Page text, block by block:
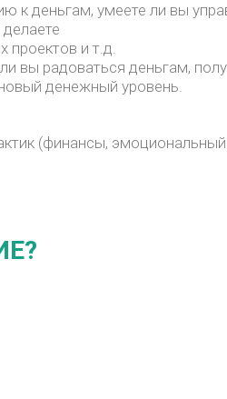
деньгам, умеете ли вы
и т.д.
вы радоваться деньгам,
денежный уровень.
(финансы,